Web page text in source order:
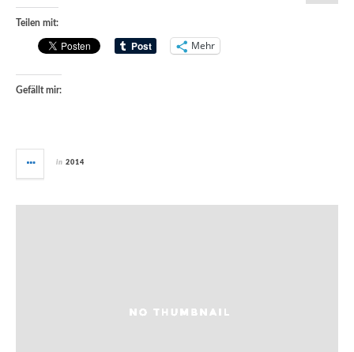
Teilen mit:
Mehr
Gefällt mir:
in 2014